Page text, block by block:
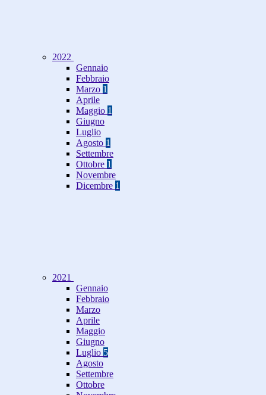
2022
Gennaio
Febbraio
Marzo 1
Aprile
Maggio 1
Giugno
Luglio
Agosto 1
Settembre
Ottobre 1
Novembre
Dicembre 1
2021
Gennaio
Febbraio
Marzo
Aprile
Maggio
Giugno
Luglio 5
Agosto
Settembre
Ottobre